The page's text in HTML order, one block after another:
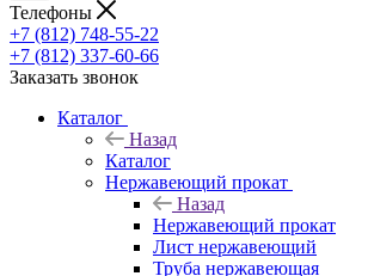
Телефоны
+7 (812) 748-55-22
+7 (812) 337-60-66
Заказать звонок
Каталог
Назад
Каталог
Нержавеющий прокат
Назад
Нержавеющий прокат
Лист нержавеющий
Труба нержавеющая